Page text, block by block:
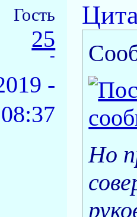
Гость
25
-
-
08:37
Но